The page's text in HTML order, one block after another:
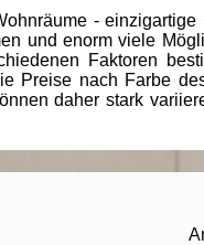
-
und enorm viele
Faktoren
Preise nach Farbe
daher stark